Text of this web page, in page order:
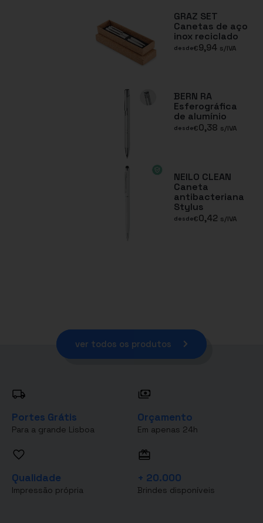
GRAZ SET
Canetas de aço
inox reciclado
desde€9,94 s/IVA
BERN RA
Esferográfica
de alumínio
desde€0,38 s/IVA
NEILO CLEAN
Caneta
antibacteriana
Stylus
desde€0,42 s/IVA
ver todos os produtos
Portes Grátis
Para a grande Lisboa
Orçamento
Em apenas 24h
Qualidade
Impressão própria
+ 20.000
Brindes disponíveis